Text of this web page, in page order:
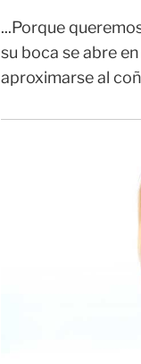
...Porque
su boca se abre
aproximarse al